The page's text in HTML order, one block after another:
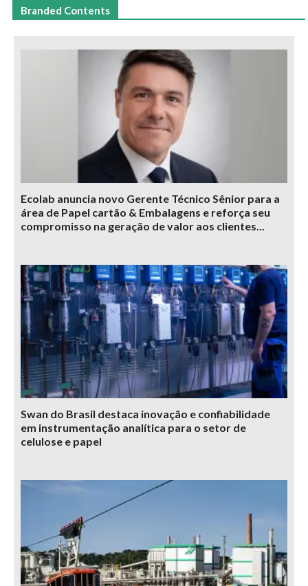
Branded Contents
Ecolab anuncia novo Gerente Técnico Sênior para a
área de Papel cartão & Embalagens e reforça seu
compromisso na geração de valor aos clientes...
Swan do Brasil destaca inovação e confiabilidade
em instrumentação analítica para o setor de
celulose e papel